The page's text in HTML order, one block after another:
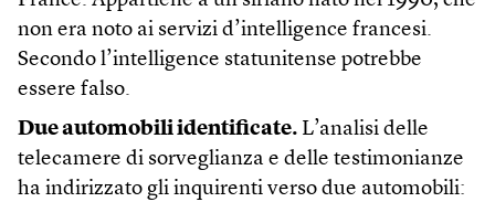
non era noto ai servizi d’intelligence francesi.
Secondo l’intelligence statunitense potrebbe
essere falso.
Due automobili identificate. L’analisi delle
telecamere di sorveglianza e delle testimonianze
ha indirizzato gli inquirenti verso due automobili: